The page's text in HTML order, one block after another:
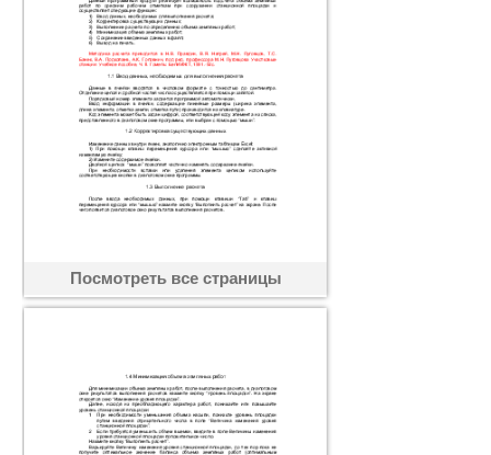
Посмотреть все страницы